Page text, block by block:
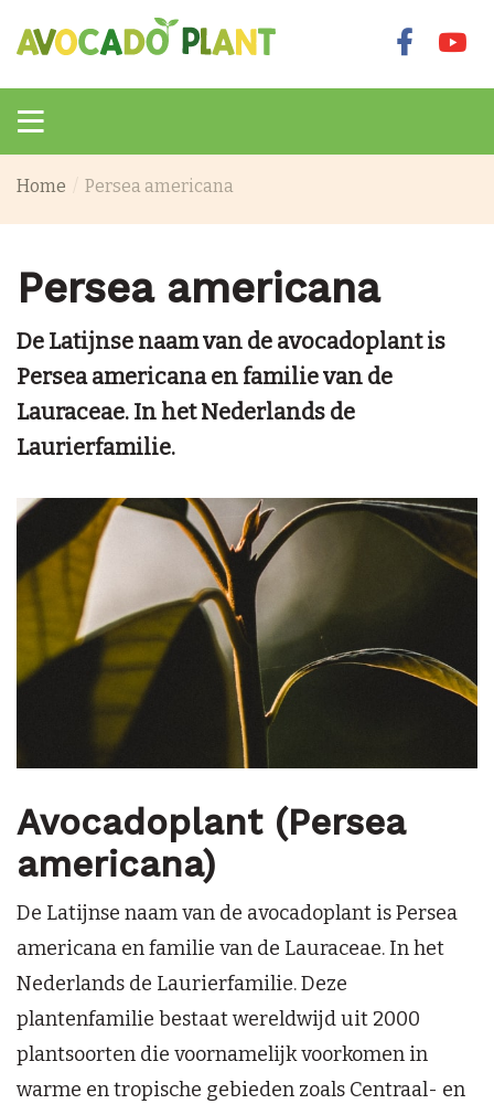
Home Persea americana
Persea americana
De Latijnse naam van de avocadoplant is
Persea americana en familie van de
Lauraceae. In het Nederlands de
Laurierfamilie.
Avocadoplant (Persea
americana)
De Latijnse naam van de avocadoplant is Persea
americana en familie van de Lauraceae. In het
Nederlands de Laurierfamilie. Deze
plantenfamilie bestaat wereldwijd uit 2000
plantsoorten die voornamelijk voorkomen in
warme en tropische gebieden zoals Centraal- en